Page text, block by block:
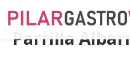
Parrilla